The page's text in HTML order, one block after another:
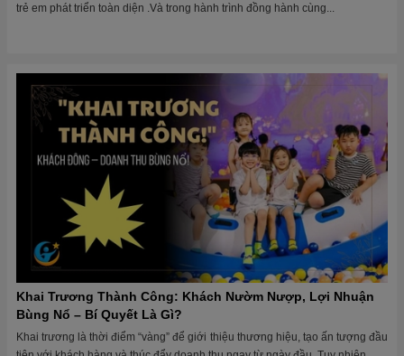
trẻ em phát triển toàn diện .Và trong hành trình đồng hành cùng...
Khai Trương Thành Công: Khách Nườm Nượp, Lợi Nhuận
Bùng Nổ – Bí Quyết Là Gì?
Khai trương là thời điểm “vàng” để giới thiệu thương hiệu, tạo ấn tượng đầu